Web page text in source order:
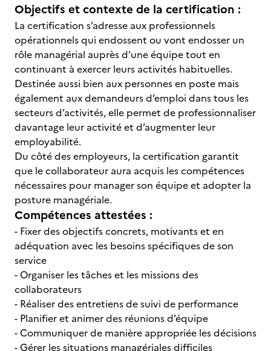
Objectifs et contexte de la certification :
La certification s’adresse aux professionnels
opérationnels qui endossent ou vont endosser un
rôle managérial auprès d’une équipe tout en
continuant à exercer leurs activités habituelles.
Destinée aussi bien aux personnes en poste mais
également aux demandeurs d’emploi dans tous les
secteurs d’activités, elle permet de professionnaliser
davantage leur activité et d’augmenter leur
employabilité.
Du côté des employeurs, la certification garantit
que le collaborateur aura acquis les compétences
nécessaires pour manager son équipe et adopter la
posture managériale.
Compétences attestées :
- Fixer des objectifs concrets, motivants et en
adéquation avec les besoins spécifiques de son
service
- Organiser les tâches et les missions des
collaborateurs
- Réaliser des entretiens de suivi de performance
- Planifier et animer des réunions d’équipe
- Communiquer de manière appropriée les décisions
- Gérer les situations managériales difficiles